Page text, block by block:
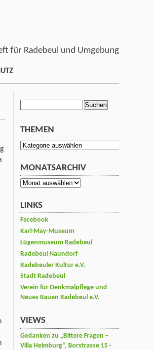
für Radebeul und Umgebung
THEMEN
Themen
MONATSARCHIV
Monatsarchiv
LINKS
Facebook
Karl-May-Museum
Lügenmuseum Radebeul
Radebeul Naundorf
Radebeuler Kultur e.V.
Stadt Radebeul
Verein für Denkmalpflege und
Neues Bauen Radebeul e.V.
VIEWS
Gedanken zu „Bittere Fragen –
Villa Heimburg“, Borstrasse 15 -